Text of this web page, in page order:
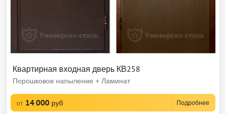
Квартирная входная дверь КВ258
Порошковое напыление + Ламинат
от 14 000 руб Подробнее